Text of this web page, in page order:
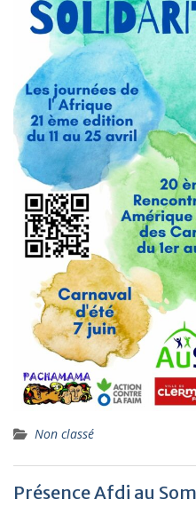
Non classé
Présence Afdi au